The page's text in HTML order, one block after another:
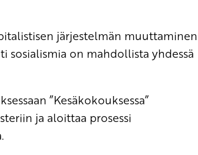
järjestelmän muuttaminen
sosialismia on mahdollista yhdessä
”Kesäkokouksessa”
ja aloittaa prosessi